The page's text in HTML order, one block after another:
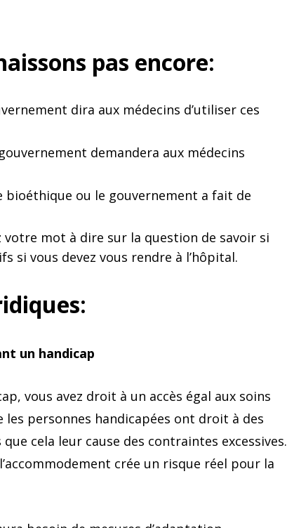
pas encore:
dira aux médecins d’utiliser ces
demandera aux médecins
bioéthique ou le gouvernement a fait de
votre mot à dire sur la question de savoir si
si vous devez vous rendre à l’hôpital.
un handicap
vous avez droit à un accès égal aux soins
personnes handicapées ont droit à des
cela leur cause des contraintes excessives.
crée un risque réel pour la